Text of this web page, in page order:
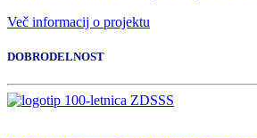
Več informacij o projektu
DOBRODELNOST